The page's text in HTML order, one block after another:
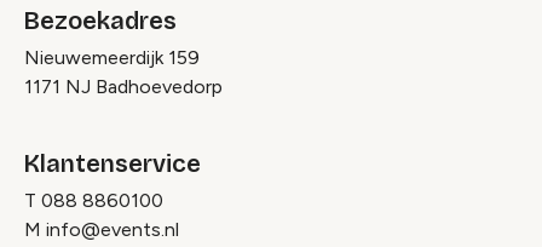
Bezoekadres
Nieuwemeerdijk 159
1171 NJ Badhoevedorp
Klantenservice
T 088 8860100
M info@events.nl